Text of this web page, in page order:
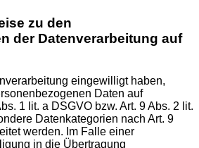
zu den
der Datenverarbeitung auf
eingewilligt haben,
Daten auf
1 lit. a DSGVO bzw. Art. 9 Abs. 2 lit.
Datenkategorien nach Art. 9
werden. Im Falle einer
in die Übertragung